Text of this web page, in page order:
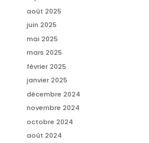
août 2025
juin 2025
mai 2025
mars 2025
février 2025
janvier 2025
décembre 2024
novembre 2024
octobre 2024
août 2024